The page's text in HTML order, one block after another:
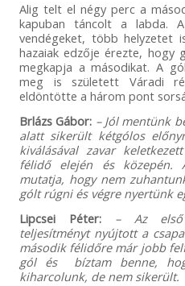
Alig telt el négy perc a
kapuban táncolt a labda.
vendégeket, több helyzetet
hazaiak edzője érezte, hogy
megkapja a másodikat. A
meg is született Váradi
eldöntötte a három pont
Brlázs Gábor: – Jól mentünk
alatt sikerült kétgólos
kiválásával zavar
félidő elején és közepén.
mutatja, hogy nem
gólt rúgni és végre nyertünk
Lipcsei Péter:
– Az
teljesítményt nyújtott a
második félidőre már jobb
gól és bíztam benne,
kiharcolunk, de nem sikerült.